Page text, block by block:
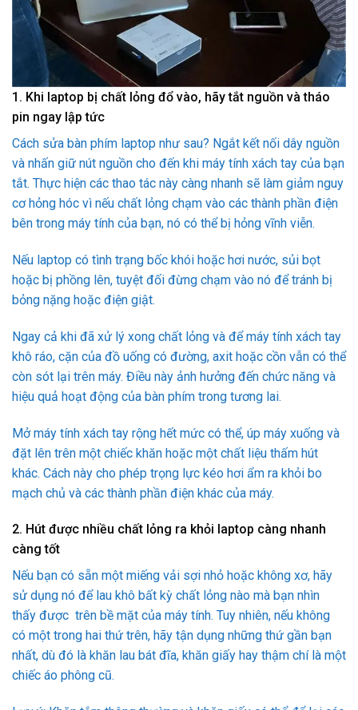
1. Khi laptop bị chất lỏng đổ vào, hãy tắt nguồn và tháo
pin ngay lập tức
Cách sửa bàn phím laptop như sau? Ngắt kết nối dây nguồn
và nhấn giữ nút nguồn cho đến khi máy tính xách tay của bạn
tắt. Thực hiện các thao tác này càng nhanh sẽ làm giảm nguy
cơ hỏng hóc vì nếu chất lỏng chạm vào các thành phần điện
bên trong máy tính của bạn, nó có thể bị hỏng vĩnh viễn.
Nếu laptop có tình trạng bốc khói hoặc hơi nước, sủi bọt
hoặc bị phồng lên, tuyệt đối đừng chạm vào nó để tránh bị
bỏng nặng hoặc điện giật.
Ngay cả khi đã xử lý xong chất lỏng và để máy tính xách tay
khô ráo, cặn của đồ uống có đường, axit hoặc cồn vẫn có thể
còn sót lại trên máy. Điều này ảnh hưởng đến chức năng và
hiệu quả hoạt động của bàn phím trong tương lai.
Mở máy tính xách tay rộng hết mức có thể, úp máy xuống và
đặt lên trên một chiếc khăn hoặc một chất liệu thấm hút
khác. Cách này cho phép trọng lực kéo hơi ẩm ra khỏi bo
mạch chủ và các thành phần điện khác của máy.
2. Hút được nhiều chất lỏng ra khỏi laptop càng nhanh
càng tốt
Nếu bạn có sẵn một miếng vải sợi nhỏ hoặc không xơ, hãy
sử dụng nó để lau khô bất kỳ chất lỏng nào mà bạn nhìn
thấy được trên bề mặt của máy tính. Tuy nhiên, nếu không
có một trong hai thứ trên, hãy tận dụng những thứ gần bạn
nhất, dù đó là khăn lau bát đĩa, khăn giấy hay thậm chí là một
chiếc áo phông cũ.